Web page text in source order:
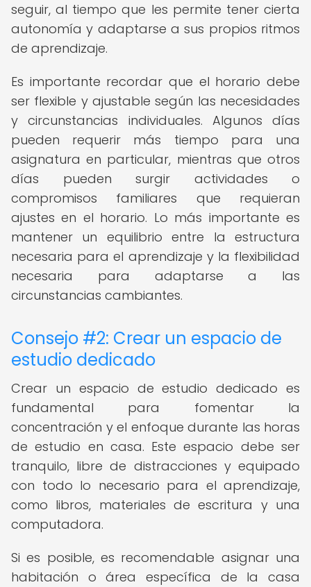
seguir, al tiempo que les permite tener cierta
autonomía y adaptarse a sus propios ritmos
de aprendizaje.
Es importante recordar que el horario debe
ser flexible y ajustable según las necesidades
y circunstancias individuales. Algunos días
pueden requerir más tiempo para una
asignatura en particular, mientras que otros
días pueden surgir actividades o
compromisos familiares que requieran
ajustes en el horario. Lo más importante es
mantener un equilibrio entre la estructura
necesaria para el aprendizaje y la flexibilidad
necesaria para adaptarse a las
circunstancias cambiantes.
Consejo #2: Crear un espacio de
estudio dedicado
Crear un espacio de estudio dedicado es
fundamental para fomentar la
concentración y el enfoque durante las horas
de estudio en casa. Este espacio debe ser
tranquilo, libre de distracciones y equipado
con todo lo necesario para el aprendizaje,
como libros, materiales de escritura y una
computadora.
Si es posible, es recomendable asignar una
habitación o área específica de la casa